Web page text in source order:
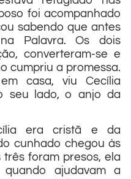
foi acompanhado
sabendo que antes
Palavra. Os dois
converteram-se e
cumpriu a promessa.
casa, viu Cecília
seu lado, o anjo da
era cristã e da
cunhado chegou às
foram presos, ela
ajudavam a